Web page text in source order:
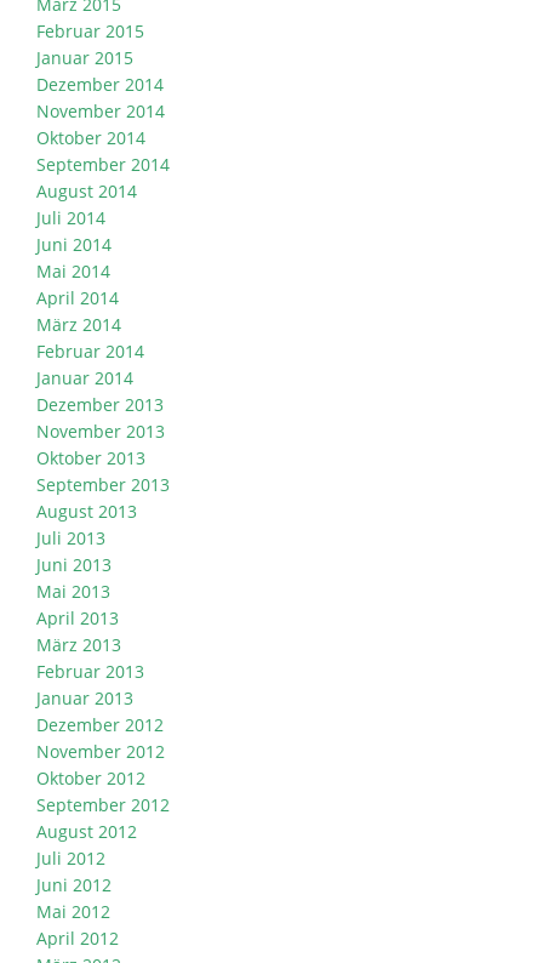
Februar 2015
Januar 2015
Dezember 2014
November 2014
Oktober 2014
September 2014
August 2014
Juli 2014
Juni 2014
Mai 2014
April 2014
März 2014
Februar 2014
Januar 2014
Dezember 2013
November 2013
Oktober 2013
September 2013
August 2013
Juli 2013
Juni 2013
Mai 2013
April 2013
März 2013
Februar 2013
Januar 2013
Dezember 2012
November 2012
Oktober 2012
September 2012
August 2012
Juli 2012
Juni 2012
Mai 2012
April 2012